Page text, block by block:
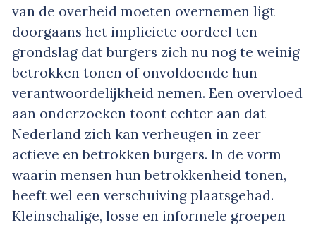
van de overheid moeten overnemen ligt
doorgaans het impliciete oordeel ten
grondslag dat burgers zich nu nog te weinig
betrokken tonen of onvoldoende hun
verantwoordelijkheid nemen. Een overvloed
aan onderzoeken toont echter aan dat
Nederland zich kan verheugen in zeer
actieve en betrokken burgers. In de vorm
waarin mensen hun betrokkenheid tonen,
heeft wel een verschuiving plaatsgehad.
Kleinschalige, losse en informele groepen